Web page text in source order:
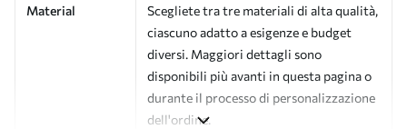
Material
Scegliete tra tre materiali di alta qualità,
ciascuno adatto a esigenze e budget
diversi. Maggiori dettagli sono
disponibili più avanti in questa pagina o
durante il processo di personalizzazione
dell'ordine.